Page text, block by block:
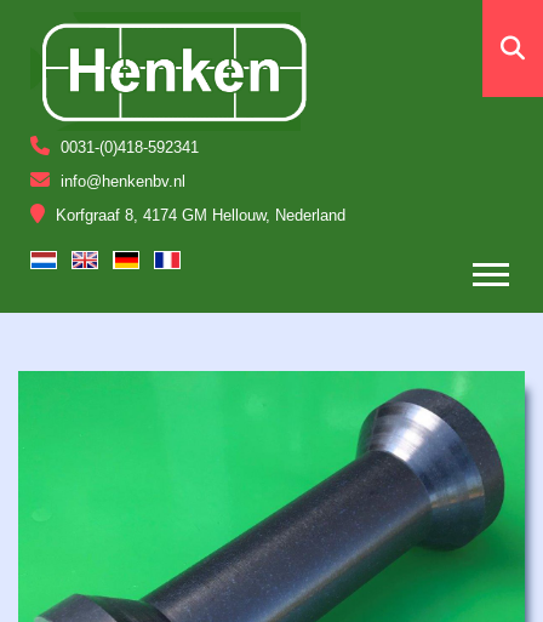
0031-(0)418-592341
info@henkenbv.nl
Korfgraaf 8, 4174 GM Hellouw, Nederland